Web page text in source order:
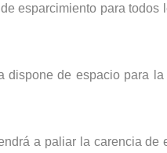
esparcimiento para todos
de espacio para
a paliar la carencia de